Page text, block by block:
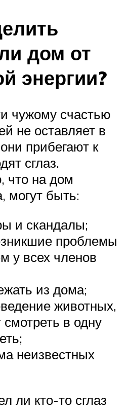
дом от
энергии?
чужому счастью
не оставляет в
прибегают к
сглаз.
что на дом
могут быть:
и скандалы;
проблемы
у всех членов
из дома;
животных,
в одну
неизвестных
ли кто-то сглаз